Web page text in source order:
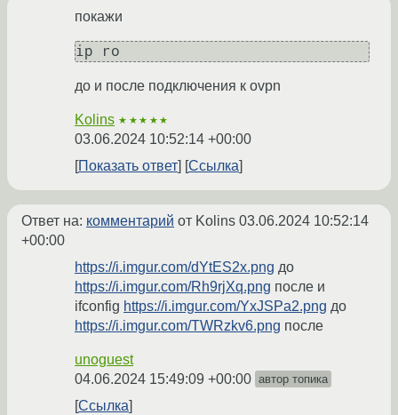
покажи
ip ro
до и после подключения к ovpn
Kolins ★★★★★
03.06.2024 10:52:14 +00:00
Показать ответ
Ссылка
Ответ на: комментарий от Kolins 03.06.2024 10:52:14
+00:00
https://i.imgur.com/dYtES2x.png до
https://i.imgur.com/Rh9rjXq.png после и
ifconfig https://i.imgur.com/YxJSPa2.png до
https://i.imgur.com/TWRzkv6.png после
unoguest
04.06.2024 15:49:09 +00:00 автор топика
Ссылка